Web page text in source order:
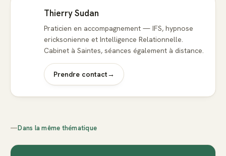
Thierry Sudan
Praticien en accompagnement — IFS, hypnose
ericksonienne et Intelligence Relationnelle.
Cabinet à Saintes, séances également à distance.
Prendre contact→
—Dans la même thématique